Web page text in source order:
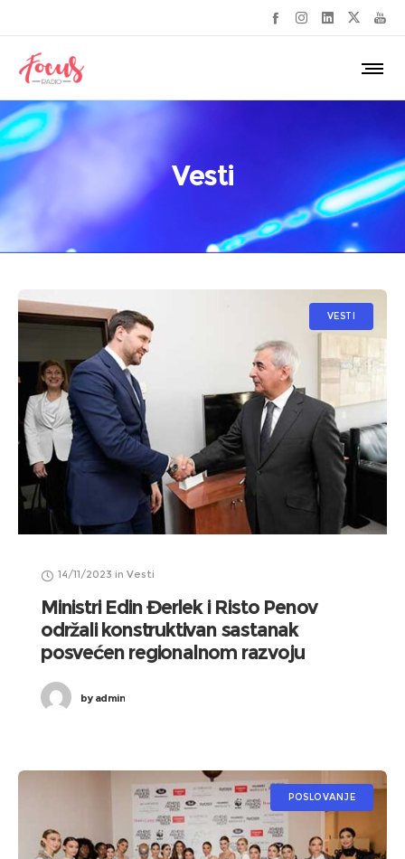
Vesti
VESTI
14/11/2023 in Vesti
Ministri Edin Đerlek i Risto Penov
održali konstruktivan sastanak
posvećen regionalnom razvoju
byadmin
POSLOVANJE